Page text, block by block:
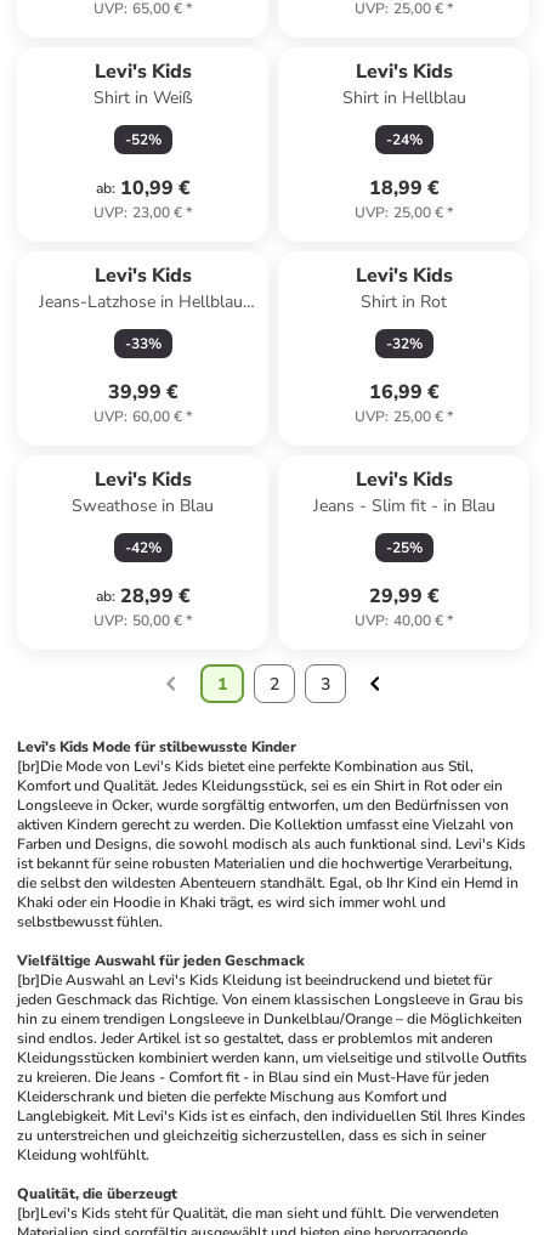
UVP: 65,00 €* UVP: 25,00 €*
Levi's Kids
Shirt in Weiß
-52%
ab: 10,99 €
UVP: 23,00 €*
Levi's Kids
Shirt in Hellblau
-24%
18,99 €
UVP: 25,00 €*
Levi's Kids
Jeans-Latzhose in Hellblau/
Weiß
-33%
39,99 €
UVP: 60,00 €*
Levi's Kids
Shirt in Rot
-32%
16,99 €
UVP: 25,00 €*
Levi's Kids
Sweathose in Blau
-42%
ab: 28,99 €
UVP: 50,00 €*
Levi's Kids
Jeans - Slim fit - in Blau
-25%
29,99 €
UVP: 40,00 €*
1 2 3
Levi's Kids Mode für stilbewusste Kinder
[br]Die Mode von Levi's Kids bietet eine perfekte Kombination aus Stil,
Komfort und Qualität. Jedes Kleidungsstück, sei es ein Shirt in Rot oder ein
Longsleeve in Ocker, wurde sorgfältig entworfen, um den Bedürfnissen von
aktiven Kindern gerecht zu werden. Die Kollektion umfasst eine Vielzahl von
Farben und Designs, die sowohl modisch als auch funktional sind. Levi's Kids
ist bekannt für seine robusten Materialien und die hochwertige Verarbeitung,
die selbst den wildesten Abenteuern standhält. Egal, ob Ihr Kind ein Hemd in
Khaki oder ein Hoodie in Khaki trägt, es wird sich immer wohl und
selbstbewusst fühlen.
Vielfältige Auswahl für jeden Geschmack
[br]Die Auswahl an Levi's Kids Kleidung ist beeindruckend und bietet für
jeden Geschmack das Richtige. Von einem klassischen Longsleeve in Grau bis
hin zu einem trendigen Longsleeve in Dunkelblau/Orange – die Möglichkeiten
sind endlos. Jeder Artikel ist so gestaltet, dass er problemlos mit anderen
Kleidungsstücken kombiniert werden kann, um vielseitige und stilvolle Outfits
zu kreieren. Die Jeans - Comfort fit - in Blau sind ein Must-Have für jeden
Kleiderschrank und bieten die perfekte Mischung aus Komfort und
Langlebigkeit. Mit Levi's Kids ist es einfach, den individuellen Stil Ihres Kindes
zu unterstreichen und gleichzeitig sicherzustellen, dass es sich in seiner
Kleidung wohlfühlt.
Qualität, die überzeugt
[br]Levi's Kids steht für Qualität, die man sieht und fühlt. Die verwendeten